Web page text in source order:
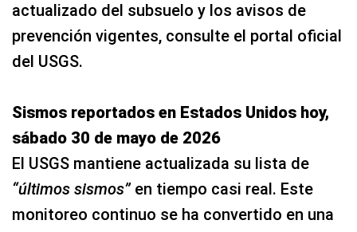
actualizado del subsuelo y los avisos de
prevención vigentes, consulte el portal oficial
del USGS.
Sismos reportados en Estados Unidos hoy,
sábado 30 de mayo de 2026
El USGS mantiene actualizada su lista de
“últimos sismos”en tiempo casi real. Este
monitoreo continuo se ha convertido en una